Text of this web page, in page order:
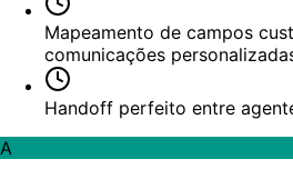
Mapeamento de campos
comunicações
Handoff perfeito entre
A